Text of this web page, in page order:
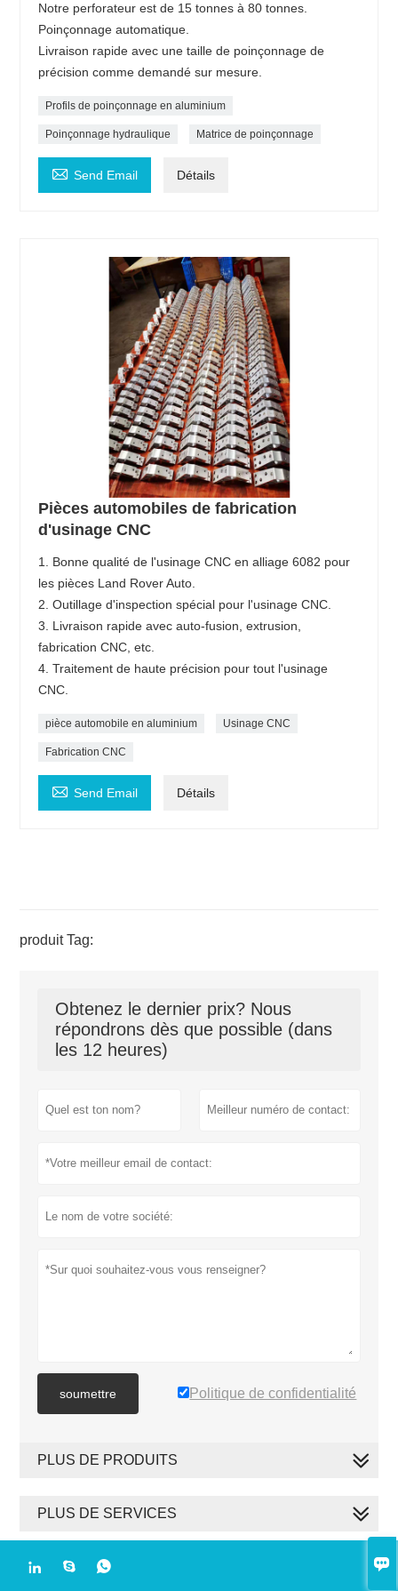

Notre perforateur est de 15 tonnes à 80 tonnes.
Poinçonnage automatique.
Livraison rapide avec une taille de poinçonnage de
précision comme demandé sur mesure.
Profils de poinçonnage en aluminium
Poinçonnage hydraulique Matrice de poinçonnage
 Send Email Détails
Pièces automobiles de fabrication
d'usinage CNC
1. Bonne qualité de l'usinage CNC en alliage 6082 pour
les pièces Land Rover Auto.
2. Outillage d'inspection spécial pour l'usinage CNC.
3. Livraison rapide avec auto-fusion, extrusion,
fabrication CNC, etc.
4. Traitement de haute précision pour tout l'usinage
CNC.
pièce automobile en aluminium Usinage CNC
Fabrication CNC
 Send Email Détails
produit Tag:
Obtenez le dernier prix? Nous
répondrons dès que possible (dans
les 12 heures)
soumettre Politique de confidentialité
PLUS DE PRODUITS
PLUS DE SERVICES
  